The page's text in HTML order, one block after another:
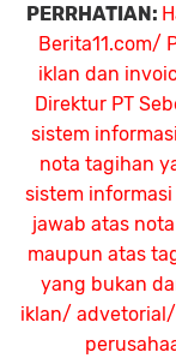
PERRHATIAN:
Berita11.com/
iklan dan
Direktur PT
sistem
nota tagihan
sistem
jawab atas
maupun atas
yang bukan
iklan/ advetorial/